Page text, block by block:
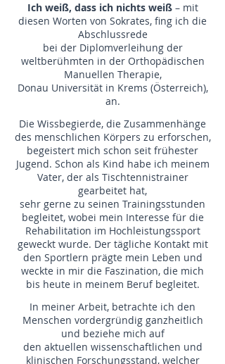
Ich weiß, dass ich nichts weiß– mit
diesen Worten von Sokrates, fing ich die
Abschlussrede
bei der Diplomverleihung der
weltberühmten in der Orthopädischen
Manuellen Therapie,
Donau Universität in Krems (Österreich),
an.
Die Wissbegierde, die Zusammenhänge
des menschlichen Körpers zu erforschen,
begeistert mich schon seit frühester
Jugend. Schon als Kind habe ich meinem
Vater, der als Tischtennistrainer
gearbeitet hat,
sehr gerne zu seinen Trainingsstunden
begleitet, wobei mein Interesse für die
Rehabilitation im Hochleistungssport
geweckt wurde. Der tägliche Kontakt mit
den Sportlern prägte mein Leben und
weckte in mir die Faszination, die mich
bis heute in meinem Beruf begleitet.
In meiner Arbeit, betrachte ich den
Menschen vordergründig ganzheitlich
und beziehe mich auf
den aktuellen wissenschaftlichen und
klinischen Forschungsstand, welcher